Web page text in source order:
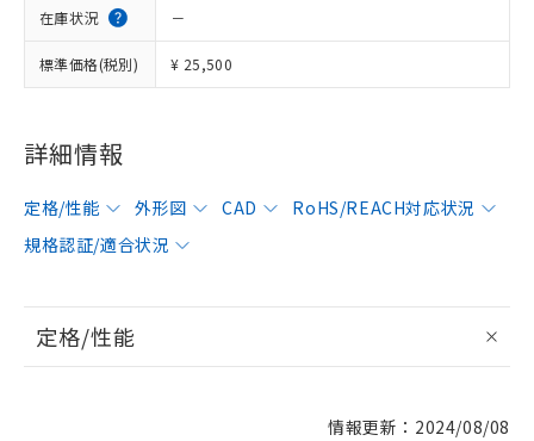
在庫状況 －
標準価格(税別) ¥ 25,500
詳細情報
定格/性能 外形図 CAD
RoHS/REACH対応状況
規格認証/適合状況
定格/性能
情報更新：2024/08/08